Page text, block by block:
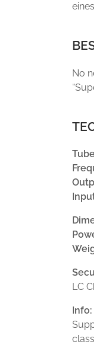
No
LC
Info: